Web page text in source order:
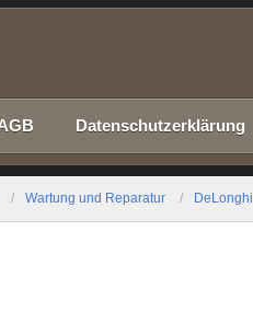
Datenschutzerklärung
Wartung und Reparatur DeLonghi